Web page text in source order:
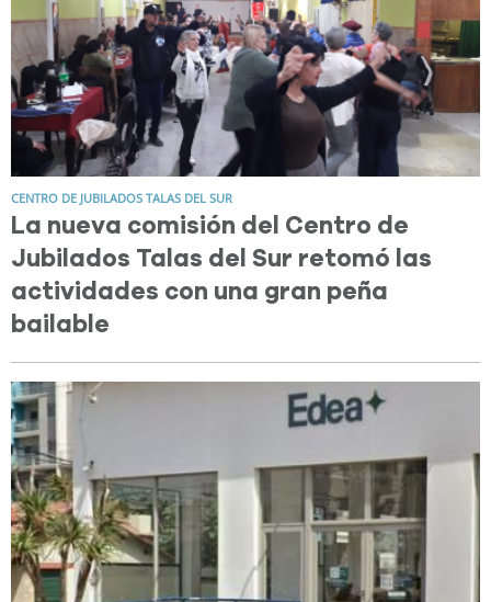
CENTRO DE JUBILADOS TALAS DEL SUR
La nueva comisión del Centro de
Jubilados Talas del Sur retomó las
actividades con una gran peña
bailable